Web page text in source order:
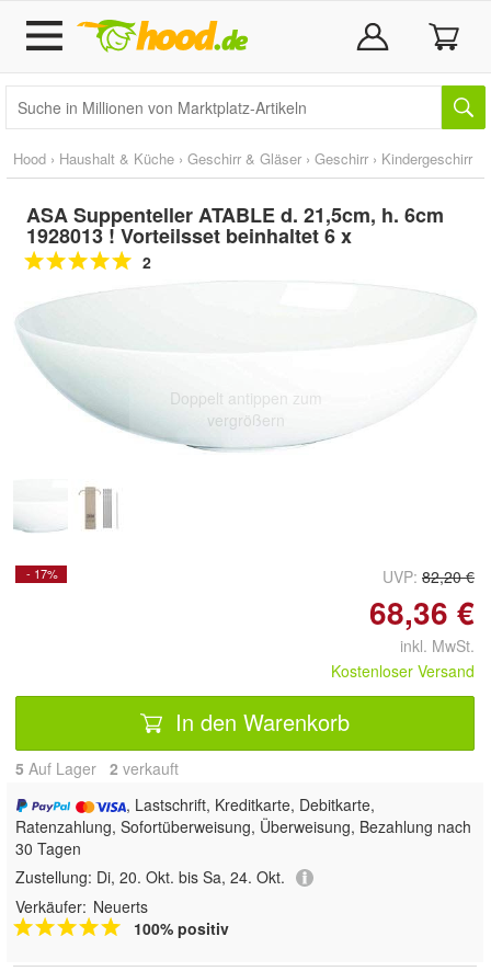
Hood › Haushalt & Küche › Geschirr & Gläser › Geschirr › Kindergeschirr
ASA Suppenteller ATABLE d. 21,5cm, h. 6cm
1928013 ! Vorteilsset beinhaltet 6 x
2
Doppelt antippen zum
vergrößern
- 17% UVP: 82,20 €
68,36 €
inkl. MwSt.
Kostenloser Versand
In den Warenkorb
5 Auf Lager 2 verkauft
, Lastschrift, Kreditkarte, Debitkarte,
Ratenzahlung, Sofortüberweisung, Überweisung, Bezahlung nach
30 Tagen
Zustellung: Di, 20. Okt. bis Sa, 24. Okt.
Verkäufer: Neuerts
100% positiv